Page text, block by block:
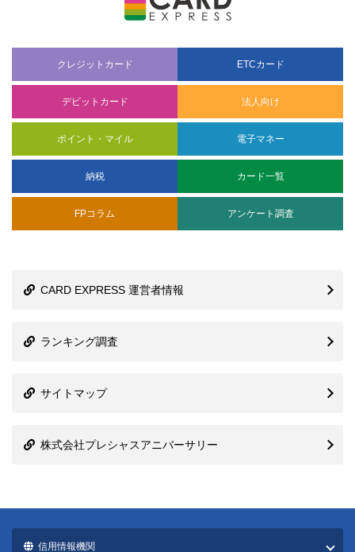
クレジットカード ETCカード
デビットカード 法人向け
ポイント・マイル 電子マネー
納税 カード一覧
FPコラム アンケート調査
CARD EXPRESS 運営者情報
ランキング調査
サイトマップ
株式会社プレシャスアニバーサリー
信用情報機関